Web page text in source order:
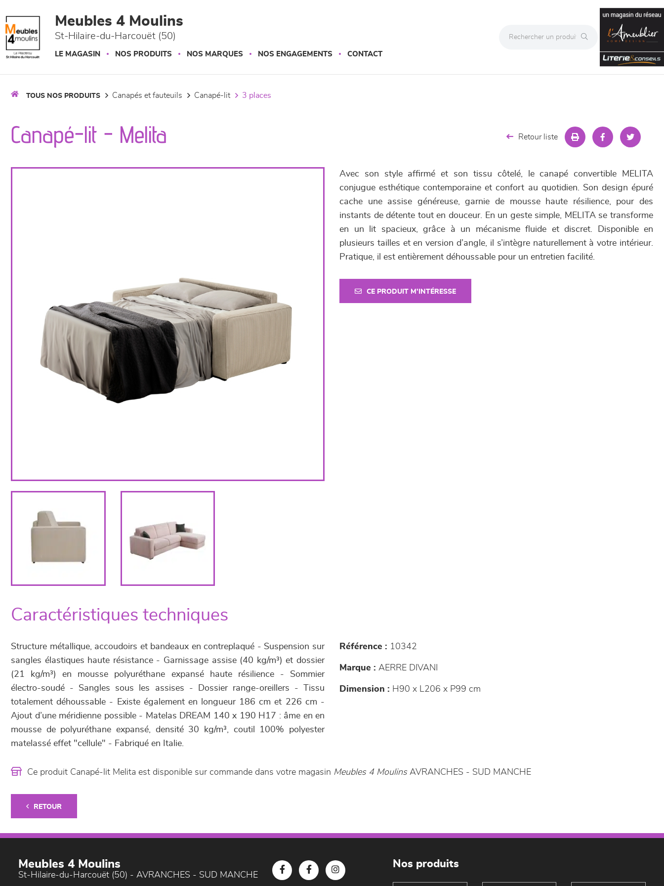
Meubles 4 Moulins
St-Hilaire-du-Harcouët (50)
LE MAGASIN NOS PRODUITS NOS MARQUES NOS ENGAGEMENTS CONTACT
TOUS NOS PRODUITS canapés et fauteuils canapé-lit 3 places
Canapé-lit - Melita Retour liste
Avec son style affirmé et son tissu côtelé, le canapé convertible MELITA
conjugue esthétique contemporaine et confort au quotidien. Son design épuré
cache une assise généreuse, garnie de mousse haute résilience, pour des
instants de détente tout en douceur. En un geste simple, MELITA se transforme
en un lit spacieux, grâce à un mécanisme fluide et discret. Disponible en
plusieurs tailles et en version d’angle, il s’intègre naturellement à votre intérieur.
Pratique, il est entièrement déhoussable pour un entretien facilité.
CE PRODUIT M'INTÉRESSE
Caractéristiques techniques
Structure métallique, accoudoirs et bandeaux en contreplaqué - Suspension sur
sangles élastiques haute résistance - Garnissage assise (40 kg/m³) et dossier
(21 kg/m³) en mousse polyuréthane expansé haute résilience - Sommier
électro-soudé - Sangles sous les assises - Dossier range-oreillers - Tissu
totalement déhoussable - Existe également en longueur 186 cm et 226 cm -
Ajout d’une méridienne possible - Matelas DREAM 140 x 190 H17 : âme en en
mousse de polyuréthane expansé, densité 30 kg/m³, coutil 100% polyester
matelassé effet "cellule" - Fabriqué en Italie.
Référence : 10342
Marque : AERRE DIVANI
Dimension : H90 x L206 x P99 cm
Ce produit Canapé-lit Melita est disponible sur commande dans votre magasin Meubles 4 MoulinsAVRANCHES - SUD MANCHE
RETOUR
Meubles 4 Moulins
St-Hilaire-du-Harcouët (50) - AVRANCHES - SUD MANCHE
Nos produits